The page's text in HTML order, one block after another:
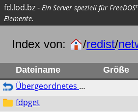
fd.lod.bz- Ein Server speziell für
Elemente.
Index von: /redist/
Dateiname Größe
Übergeordnetes Verzeichnis
fdpget